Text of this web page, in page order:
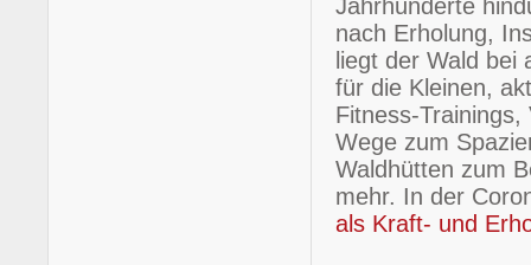
Jahrhunderte
nach Erholung,
liegt der Wald bei
für die Kleinen,
Fitness-
Wege zum
Waldhütten zum
mehr. In der
als Kraft- und